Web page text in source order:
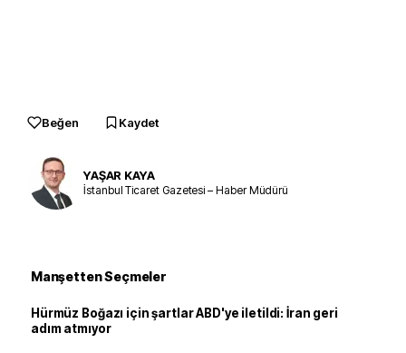
Beğen Kaydet
YAŞAR KAYA
İstanbul Ticaret Gazetesi – Haber Müdürü
Manşetten Seçmeler
Hürmüz Boğazı için şartlar ABD'ye iletildi: İran geri
adım atmıyor